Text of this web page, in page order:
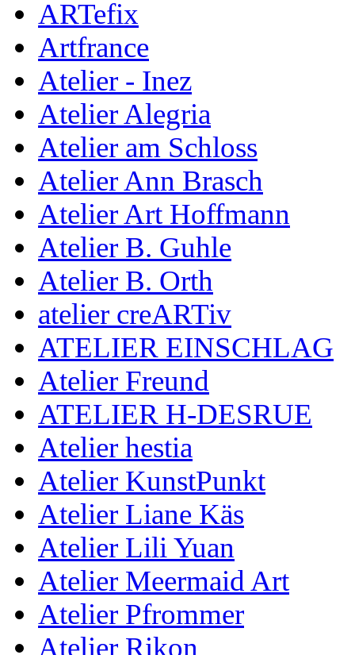
ARTefix
Artfrance
Atelier - Inez
Atelier Alegria
Atelier am Schloss
Atelier Ann Brasch
Atelier Art Hoffmann
Atelier B. Guhle
Atelier B. Orth
atelier creARTiv
ATELIER EINSCHLAG
Atelier Freund
ATELIER H-DESRUE
Atelier hestia
Atelier KunstPunkt
Atelier Liane Käs
Atelier Lili Yuan
Atelier Meermaid Art
Atelier Pfrommer
Atelier Rikon